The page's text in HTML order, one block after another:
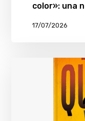
color»: una
17/07/2026